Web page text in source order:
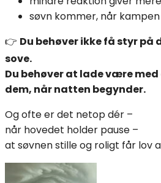
søvn kommer, når
👉 Du behøver ikke få styr på
sove.
Du behøver at lade være
dem, når natten begynder.
Og ofte er det netop dér –
når hovedet holder pause –
at søvnen stille og roligt får lov
Indlægsnavigation